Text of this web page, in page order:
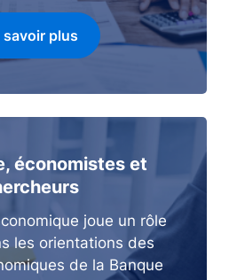
savoir plus
économistes et
joue un rôle
les orientations des
de la Banque